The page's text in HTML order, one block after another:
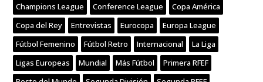
Champions League Conference League
Copa América
Copa del Rey
Entrevistas Eurocopa
Europa League
Fútbol Femenino
Fútbol Retro Internacional
La Liga
Ligas Europeas
Mundial Más Fútbol
Primera RFEF